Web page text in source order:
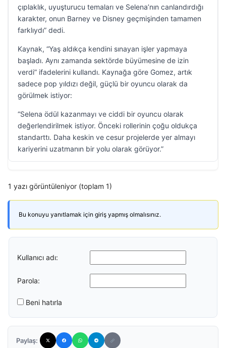
çıplaklık, uyuşturucu temaları ve Selena’nın canlandırdığı
karakter, onun Barney ve Disney geçmişinden tamamen
farklıydı” dedi.
Kaynak, “Yaş aldıkça kendini sınayan işler yapmaya
başladı. Aynı zamanda sektörde büyümesine de izin
verdi” ifadelerini kullandı. Kaynağa göre Gomez, artık
sadece pop yıldızı değil, güçlü bir oyuncu olarak da
görülmek istiyor:
“Selena ödül kazanmayı ve ciddi bir oyuncu olarak
değerlendirilmek istiyor. Önceki rollerinin çoğu oldukça
standarttı. Daha keskin ve cesur projelerde yer almayı
kariyerini uzatmanın bir yolu olarak görüyor.”
1 yazı görüntüleniyor (toplam 1)
Bu konuyu yanıtlamak için giriş yapmış olmalısınız.
Kullanıcı adı:
Parola:
Beni hatırla
Paylaş: